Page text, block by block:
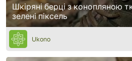
Шкіряні берці з конопляною
зелені піксель
Ukono